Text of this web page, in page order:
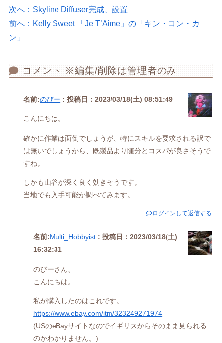
次へ：Skyline Diffuser完成、設置
前へ：Kelly Sweet 「Je T’Aime」の「キン・コン・カ
ン」
コメント ※編集/削除は管理者のみ
名前:のびー : 投稿日：2023/03/18(土) 08:51:49
こんにちは。
確かに作業は面倒でしょうが、特にスキルを要求される訳で
は無いでしょうから、既製品より随分とコスパが良さそうで
すね。
しかも山谷が深く良く効きそうです。
当地でも入手可能か調べてみます。
ログインして返信する
名前:Multi_Hobbyist : 投稿日：2023/03/18(土)
16:32:31
のびーさん、
こんにちは。
私が購入したのはこれです。
https://www.ebay.com/itm/323249271974
(USのeBayサイトなのでイギリスからそのまま見られる
のかわかりません。)